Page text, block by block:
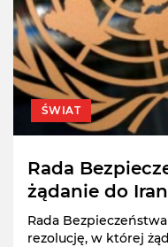
ŚWIAT
Rada
żądanie do
Rada
rezolucję, w której